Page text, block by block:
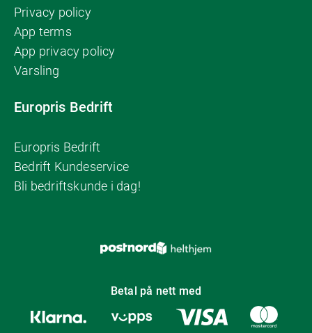
Privacy policy
App terms
App privacy policy
Varsling
Europris Bedrift
Europris Bedrift
Bedrift Kundeservice
Bli bedriftskunde i dag!
Betal på nett med